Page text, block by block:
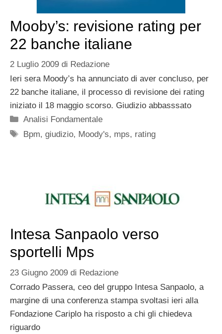
Mooby’s: revisione rating per
22 banche italiane
2 Luglio 2009 di Redazione
Ieri sera Moody’s ha annunciato di aver concluso, per
22 banche italiane, il processo di revisione dei rating
iniziato il 18 maggio scorso. Giudizio abbasssato
Categorie
Analisi Fondamentale
Tag
Bpm,giudizio, Moody's, mps, rating
Intesa Sanpaolo verso
sportelli Mps
23 Giugno 2009 di Redazione
Corrado Passera, ceo del gruppo Intesa Sanpaolo, a
margine di una conferenza stampa svoltasi ieri alla
Fondazione Cariplo ha risposto a chi gli chiedeva
riguardo